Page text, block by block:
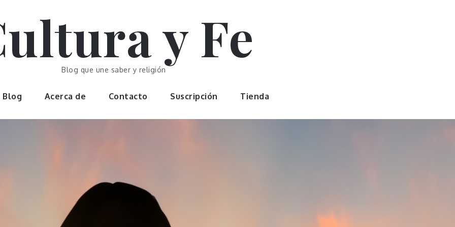
y Fe
Blog que une saber y religión
Blog Acerca de Contacto Suscripción Tienda